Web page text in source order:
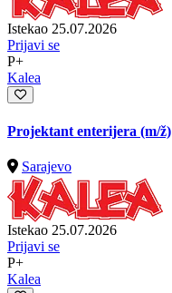
Istekao 25.07.2026
Prijavi se
P+
Kalea
Projektant enterijera (m/ž)
Sarajevo
Istekao 25.07.2026
Prijavi se
P+
Kalea